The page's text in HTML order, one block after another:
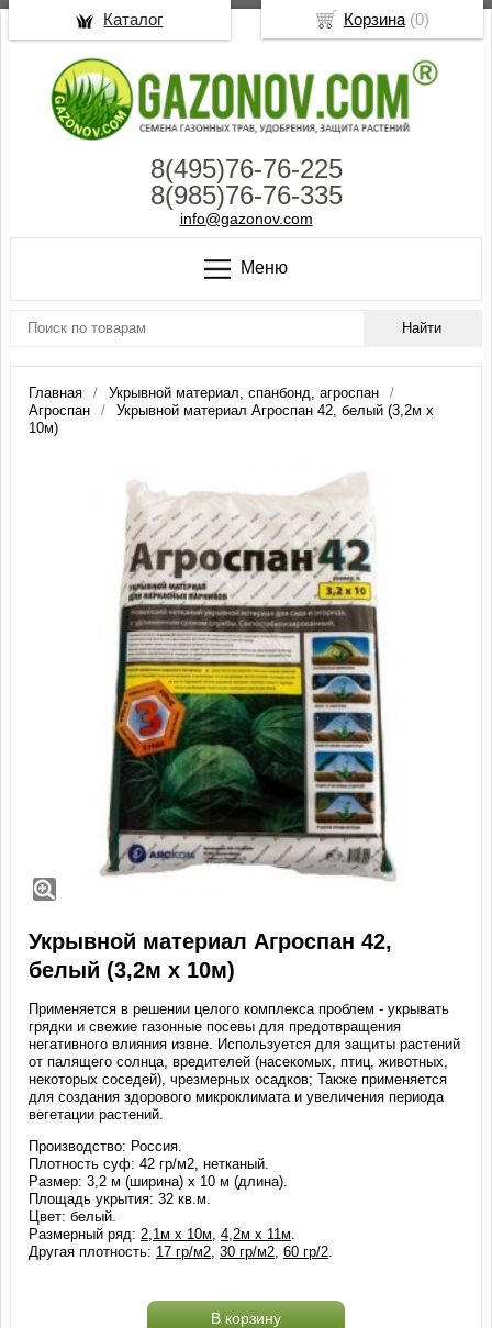
8(495)76-76-225
8(985)76-76-335
info@gazonov.com
Меню
Главная
Укрывной материал, спанбонд, агроспан
Агроспан
Укрывной материал Агроспан 42, белый (3,2м х
10м)
Укрывной материал Агроспан 42,
белый (3,2м х 10м)
Применяется в решении целого комплекса проблем - укрывать
грядки и свежие газонные посевы для предотвращения
негативного влияния извне. Используется для защиты растений
от палящего солнца, вредителей (насекомых, птиц, животных,
некоторых соседей), чрезмерных осадков; Также применяется
для создания здорового микроклимата и увеличения периода
вегетации растений.
Производство: Россия.
Плотность суф: 42 гр/м2, нетканый.
Размер: 3,2 м (ширина) х 10 м (длина).
Площадь укрытия: 32 кв.м.
Цвет: белый.
Размерный ряд: 2,1м х 10м ,4,2м х 11м
Другая плотность: 17 гр/м2 ,30 гр/м2 ,60 гр/2
В корзину
Корзина(0)
Каталог